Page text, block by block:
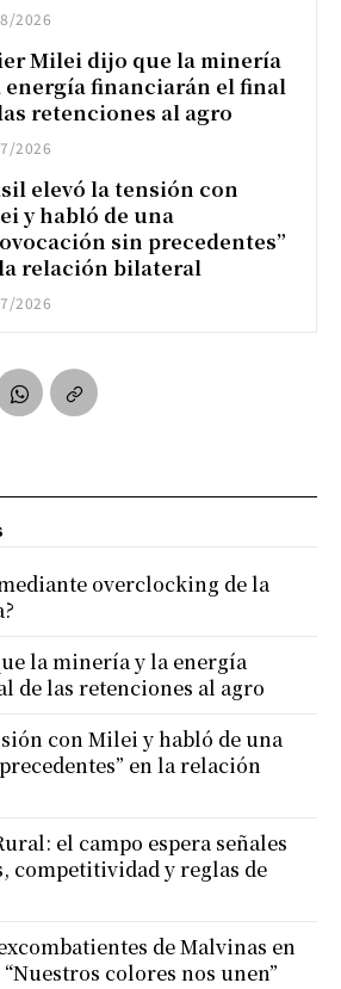
2026
Milei dijo que la minería
energía financiarán el final
retenciones al agro
2026
elevó la tensión con
y habló de una
sin precedentes”
relación bilateral
2026
overclocking de la
la minería y la energía
de las retenciones al agro
con Milei y habló de una
en la relación
el campo espera señales
competitividad y reglas de
de Malvinas en
colores nos unen”